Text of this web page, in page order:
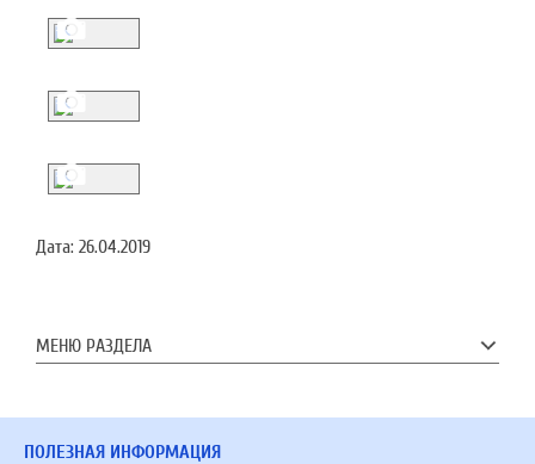
Дата: 26.04.2019
МЕНЮ РАЗДЕЛА
ПОЛЕЗНАЯ ИНФОРМАЦИЯ